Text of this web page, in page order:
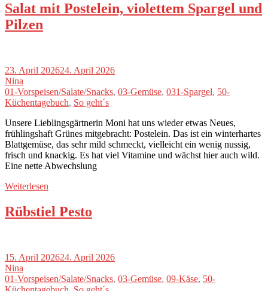
Salat mit Postelein, violettem Spargel und
Pilzen
23. April 202624. April 2026
Nina
01-Vorspeisen/Salate/Snacks, 03-Gemüse, 031-Spargel, 50-
Küchentagebuch, So geht´s
Unsere Lieblingsgärtnerin Moni hat uns wieder etwas Neues,
frühlingshaft Grünes mitgebracht: Postelein. Das ist ein winterhartes
Blattgemüse, das sehr mild schmeckt, vielleicht ein wenig nussig,
frisch und knackig. Es hat viel Vitamine und wächst hier auch wild.
Eine nette Abwechslung
Weiterlesen
Rübstiel Pesto
15. April 202624. April 2026
Nina
01-Vorspeisen/Salate/Snacks, 03-Gemüse, 09-Käse, 50-